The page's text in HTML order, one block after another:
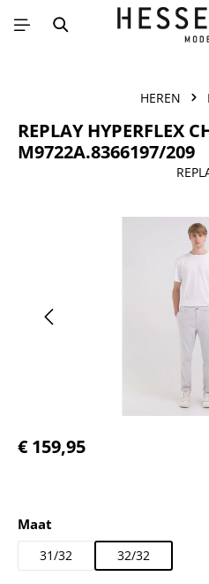
Ga naar de hoofdinhoud
HEREN
REPLAY HYPERFLEX
M9722A.8366197/209
Normale prijs:
€ 159,95
Selecteer
Maat
31/32 32/32